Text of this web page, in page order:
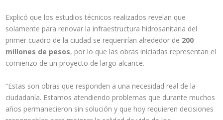
Explicó que los estudios técnicos realizados revelan que
solamente para renovar la infraestructura hidrosanitaria del
primer cuadro de la ciudad se requerirían alrededor de 200
millones de pesos, por lo que las obras iniciadas representan el
comienzo de un proyecto de largo alcance.
“Estas son obras que responden a una necesidad real de la
ciudadanía. Estamos atendiendo problemas que durante muchos
años permanecieron sin solución y que hoy requieren decisiones